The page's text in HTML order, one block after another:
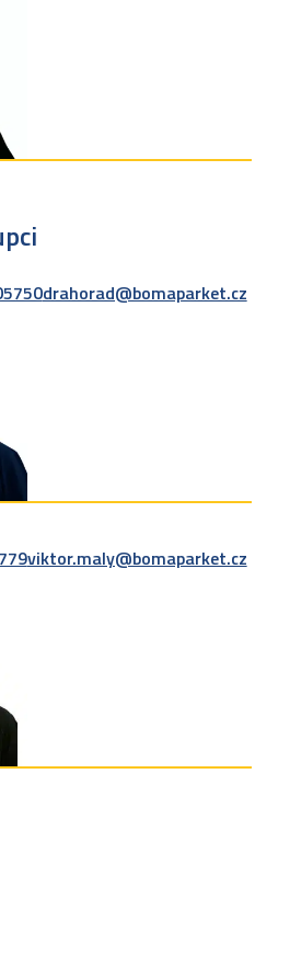
drahorad@bomaparket.cz
viktor.maly@bomaparket.cz